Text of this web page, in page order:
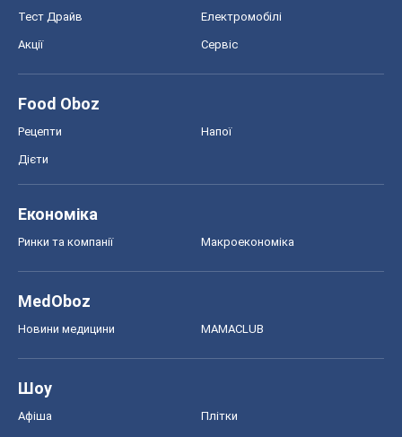
Тест Драйв Електромобілі
Акції Сервіс
Food Oboz
Рецепти Напої
Дієти
Економіка
Ринки та компанії Макроекономіка
MedOboz
Новини медицини MAMACLUB
Шоу
Афіша Плітки